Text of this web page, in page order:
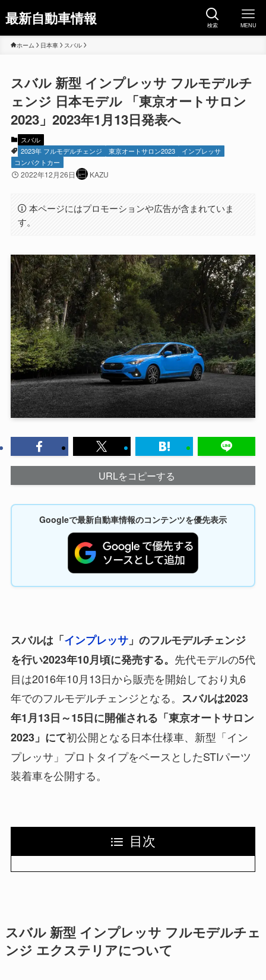
最新自動車情報 検索 MENU
ホーム 日本車 スバル
スバル 新型 インプレッサ フルモデルチ
ェンジ 日本モデル 「東京オートサロン
2023」2023年1月13日発表へ
スバル
2023年 フルモデルチェンジ
東京オートサロン2023
インプレッサ
コンパクトカー
2022年12月26日 KAZU
本ページにはプロモーションや広告が含まれていま
す。
URLをコピーする
Googleで最新自動車情報のコンテンツを優先表示
スバルは「インプレッサ」のフルモデルチェンジ
を行い2023年10月頃に発売する。 先代モデルの5代
目は2016年10月13日から販売を開始しており丸6
年でのフルモデルチェンジとなる。 スバルは2023
年1月13日～15日に開催される「東京オートサロン
2023」にて初公開となる日本仕様車、新型「イン
プレッサ」プロトタイプをベースとしたSTIパーツ
装着車を公開する。
目次
スバル 新型 インプレッサ フルモデルチェ
ンジ エクステリアについて